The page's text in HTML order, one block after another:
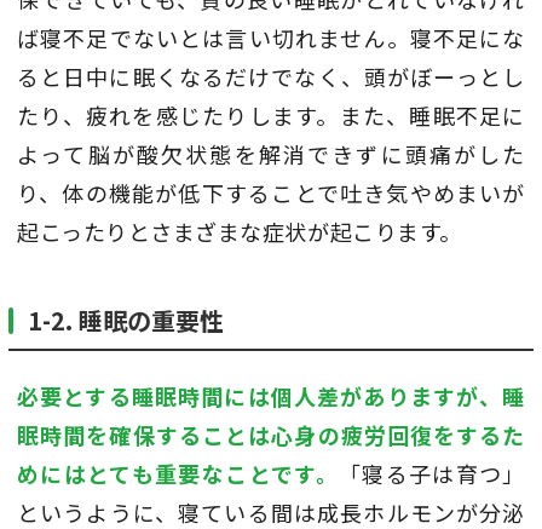
ば寝不足でないとは言い切れません。寝不足にな
ると日中に眠くなるだけでなく、頭がぼーっとし
たり、疲れを感じたりします。また、睡眠不足に
よって脳が酸欠状態を解消できずに頭痛がした
り、体の機能が低下することで吐き気やめまいが
起こったりとさまざまな症状が起こります。
1-2. 睡眠の重要性
必要とする睡眠時間には個人差がありますが、睡
眠時間を確保することは心身の疲労回復をするた
めにはとても重要なことです。
「寝る子は育つ」
というように、寝ている間は成長ホルモンが分泌